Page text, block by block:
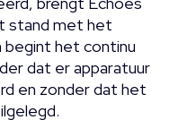
stand met het
begint het continu
dat er apparatuur
en zonder dat het